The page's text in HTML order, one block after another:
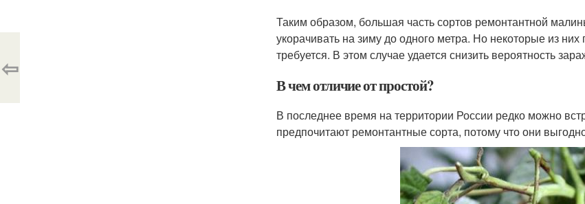
Таким образом, большая часть сортов ремонтантной
укорачивать на зиму до одного метра. Но некоторые из
требуется. В этом случае удается снизить вероятность
В чем отличие от простой?
В последнее время на территории России редко можно
предпочитают ремонтантные сорта, потому что они
⇦